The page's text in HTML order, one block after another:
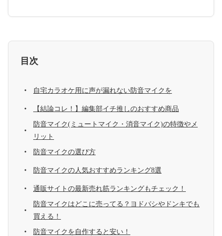
目次
自宅カラオケ用に声が漏れない防音マイクを
【結論コレ！】編集部イチ推しのおすすめ商品
防音マイク(ミュートマイク・消音マイク)の特徴やメ
リット
防音マイクの選び方
防音マイクの人気おすすめランキング8選
通販サイトの最新売れ筋ランキングもチェック！
防音マイクはどこに売ってる？ヨドバシやドンキでも
買える！
防音マイクを自作すると安い！